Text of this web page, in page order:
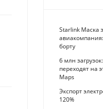
Starlink Маска
борту
6 млн
переходят на
Maps
Экспорт
120%